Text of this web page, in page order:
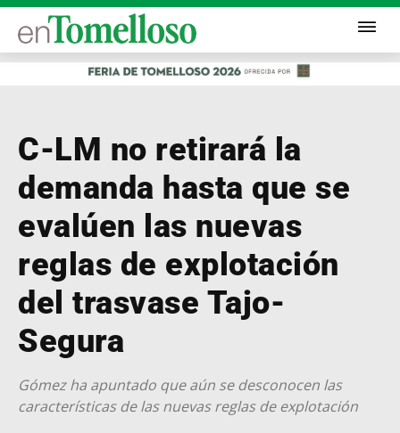
C-LM no retirará la
demanda hasta que se
evalúen las nuevas
reglas de explotación
del trasvase Tajo-
Segura
Gómez ha apuntado que aún se desconocen las
características de las nuevas reglas de explotación